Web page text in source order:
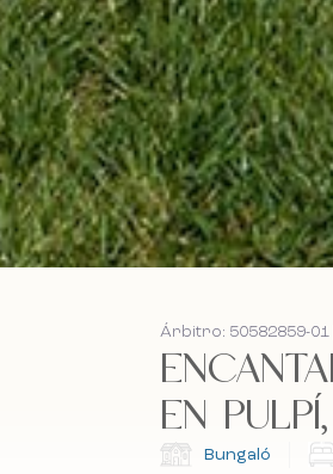
Árbitro: 50582859-01
EN
Bungaló